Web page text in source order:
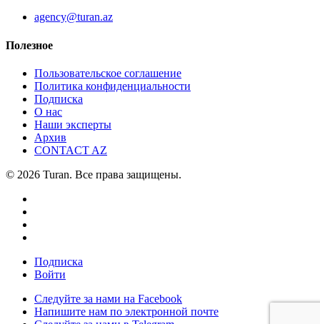
agency@turan.az
Полезное
Пользовательское соглашение
Политика конфиденциальности
Подписка
О нас
Наши эксперты
Архив
CONTACT AZ
© 2026 Turan. Все права защищены.
Подписка
Войти
Следуйте за нами на Facebook
Напишите нам по электронной почте